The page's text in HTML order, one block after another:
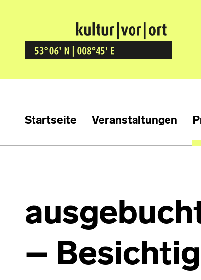
Kultur Vor Ort
BREMEN GRÖPELINGEN
Startseite Veranstaltungen
–